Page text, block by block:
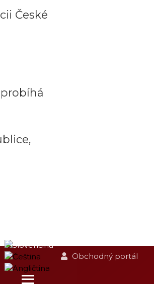
České
Obchodný portál